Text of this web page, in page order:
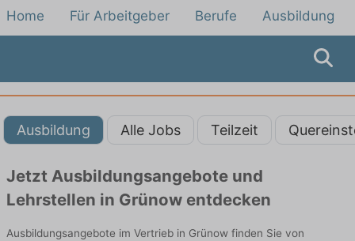
Home Für Arbeitgeber Berufe Ausbildung
Ausbildung Alle Jobs Teilzeit
Jetzt Ausbildungsangebote und
Lehrstellen in Grünow entdecken
Ausbildungsangebote im Vertrieb in Grünow finden Sie von